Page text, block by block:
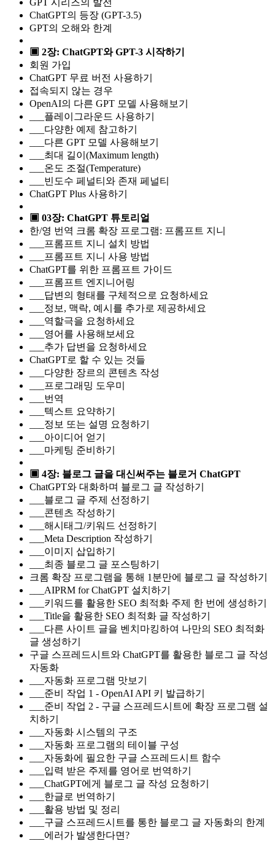
ChatGPT의 등장 (GPT-3.5)
GPT의 오해와 한계
▣ 2장: ChatGPT와 GPT-3 시작하기
회원 가입
ChatGPT 무료 버전 사용하기
접속되지 않는 경우
OpenAI의 다른 GPT 모델 사용해보기
___플레이그라운드 사용하기
___다양한 예제 참고하기
___다른 GPT 모델 사용해보기
___최대 길이(Maximum length)
___온도 조절(Temperature)
___빈도수 페널티와 존재 페널티
ChatGPT Plus 사용하기
▣ 03장: ChatGPT 튜토리얼
한/영 번역 크롬 확장 프로그램: 프롬프트 지니
___프롬프트 지니 설치 방법
___프롬프트 지니 사용 방법
ChatGPT를 위한 프롬프트 가이드
___프롬프트 엔지니어링
___답변의 형태를 구체적으로 요청하세요
___정보, 맥락, 예시를 추가로 제공하세요
___역할극을 요청하세요
___영어를 사용해보세요
___추가 답변을 요청하세요
ChatGPT로 할 수 있는 것들
___다양한 장르의 콘텐츠 작성
___프로그래밍 도우미
___번역
___텍스트 요약하기
___정보 또는 설명 요청하기
___아이디어 얻기
___마케팅 준비하기
▣ 4장: 블로그 글을 대신써주는 블로거 ChatGPT
ChatGPT와 대화하며 블로그 글 작성하기
___블로그 글 주제 선정하기
___콘텐츠 작성하기
___해시태그/키워드 선정하기
___Meta Description 작성하기
___이미지 삽입하기
___최종 블로그 글 포스팅하기
크롬 확장 프로그램을 통해 1분만에 블로그 글 작성하기
___AIPRM for ChatGPT 설치하기
___키워드를 활용한 SEO 최적화 주제 한 번에 생성하기
___Title을 활용한 SEO 최적화 글 작성하기
___다른 사이트 글을 벤치마킹하여 나만의 SEO 최적화
글 생성하기
구글 스프레드시트와 ChatGPT를 활용한 블로그 글 작성
자동화
___자동화 프로그램 맛보기
___준비 작업 1 - OpenAI API 키 발급하기
___준비 작업 2 - 구글 스프레드시트에 확장 프로그램 설
치하기
___자동화 시스템의 구조
___자동화 프로그램의 테이블 구성
___자동화에 필요한 구글 스프레드시트 함수
___입력 받은 주제를 영어로 번역하기
___ChatGPT에게 블로그 글 작성 요청하기
___한글로 번역하기
___활용 방법 및 정리
___구글 스프레드시트를 통한 블로그 글 자동화의 한계
___에러가 발생한다면?